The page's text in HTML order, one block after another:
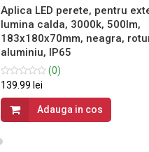
Aplica LED perete, pentru
lumina calda, 3000k, 500lm,
183x180x70mm, neagra,
aluminiu, IP65
(0)
139.99 lei
Adauga in cos